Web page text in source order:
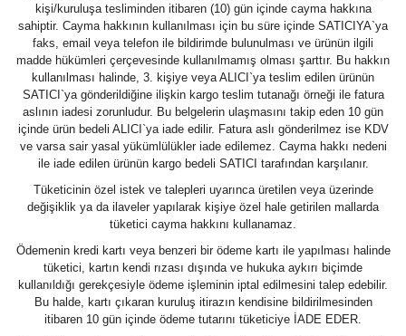
kişi/kuruluşa tesliminden itibaren (10) gün içinde cayma hakkına
sahiptir. Cayma hakkının kullanılması için bu süre içinde SATICIYA`ya
faks, email veya telefon ile bildirimde bulunulması ve ürünün ilgili
madde hükümleri çerçevesinde kullanılmamış olması şarttır. Bu hakkın
kullanılması halinde, 3. kişiye veya ALICI`ya teslim edilen ürünün
SATICI`ya gönderildiğine ilişkin kargo teslim tutanağı örneği ile fatura
aslının iadesi zorunludur. Bu belgelerin ulaşmasını takip eden 10 gün
içinde ürün bedeli ALICI`ya iade edilir. Fatura aslı gönderilmez ise KDV
ve varsa sair yasal yükümlülükler iade edilemez. Cayma hakkı nedeni
ile iade edilen ürünün kargo bedeli SATICI tarafından karşılanır.
Tüketicinin özel istek ve talepleri uyarınca üretilen veya üzerinde
değişiklik ya da ilaveler yapılarak kişiye özel hale getirilen mallarda
tüketici cayma hakkını kullanamaz.
Ödemenin kredi kartı veya benzeri bir ödeme kartı ile yapılması halinde
tüketici, kartın kendi rızası dışında ve hukuka aykırı biçimde
kullanıldığı gerekçesiyle ödeme işleminin iptal edilmesini talep edebilir.
Bu halde, kartı çıkaran kuruluş itirazın kendisine bildirilmesinden
itibaren 10 gün içinde ödeme tutarını tüketiciye İADE EDER.